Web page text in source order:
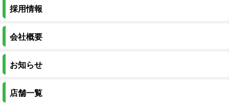
採用情報
会社概要
お知らせ
店舗一覧